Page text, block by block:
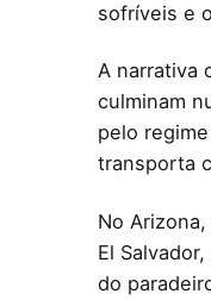
sofríveis e
A narrativa
culminam
pelo
transporta
No
El
do